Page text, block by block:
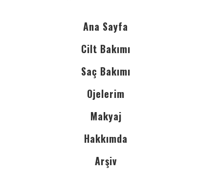
Ana Sayfa
Cilt Bakımı
Saç Bakımı
Ojelerim
Makyaj
Hakkımda
Arşiv